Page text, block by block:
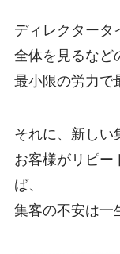
ディレクタータ
全体を見るなど
最小限の労力で
それに、新しい
お客様がリピー
ば、
集客の不安は一